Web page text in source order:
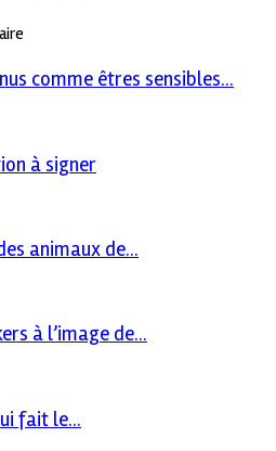
comme êtres sensibles...
à signer
animaux de...
à l’image de...
fait le...